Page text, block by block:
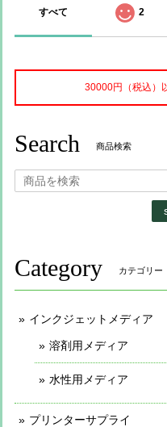
すべて 2
30000円（税込）
Search 商品検索
Category カテゴリー
インクジェットメディア
溶剤用メディア
水性用メディア
プリンターサプライ